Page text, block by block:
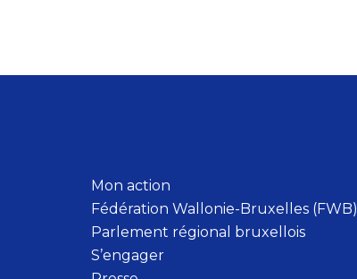
Mon action
Fédération Wallonie-Bruxelles (FWB)
Parlement régional bruxellois
S’engager